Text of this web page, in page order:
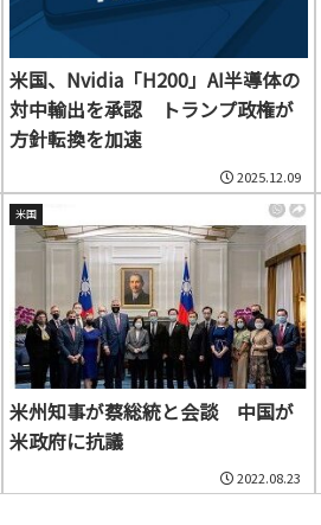
米国、Nvidia「H200」AI半導体の
対中輸出を承認 トランプ政権が
方針転換を加速
2025.12.09
米国
米州知事が蔡総統と会談 中国が
米政府に抗議
2022.08.23